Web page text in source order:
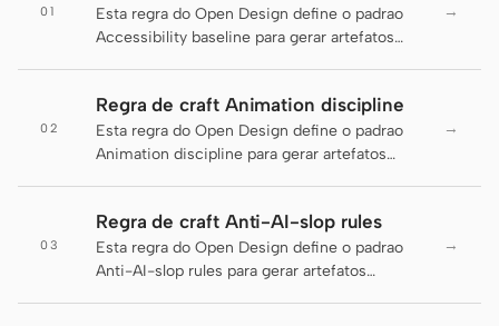
Cursor Agent
Claude Code
OpenCode
GitHub Copilot CLI
Qwen Code
Grok Build
01
Esta regra do Open Design define o padrao
Accessibility baseline para gerar artefatos
→
02
Regra de craft Animation discipline
Esta regra do Open Design define o padrao
Animation discipline para gerar artefatos
→
03
Regra de craft Anti-AI-slop rules
Esta regra do Open Design define o padrao
Anti-AI-slop rules para gerar artefatos
→